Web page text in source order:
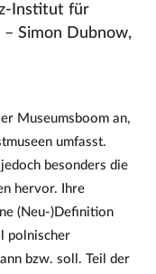
Institut für
Simon Dubnow,
Museumsboom an,
umfasst.
besonders die
hervor. Ihre
(Neu-)Definition
polnischer
bzw. soll. Teil der